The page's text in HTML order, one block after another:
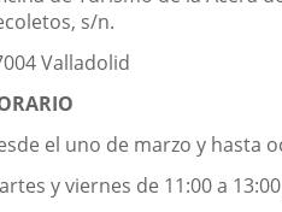
s/n.
Valladolid
el uno de marzo y hasta
y viernes de 11:00 a